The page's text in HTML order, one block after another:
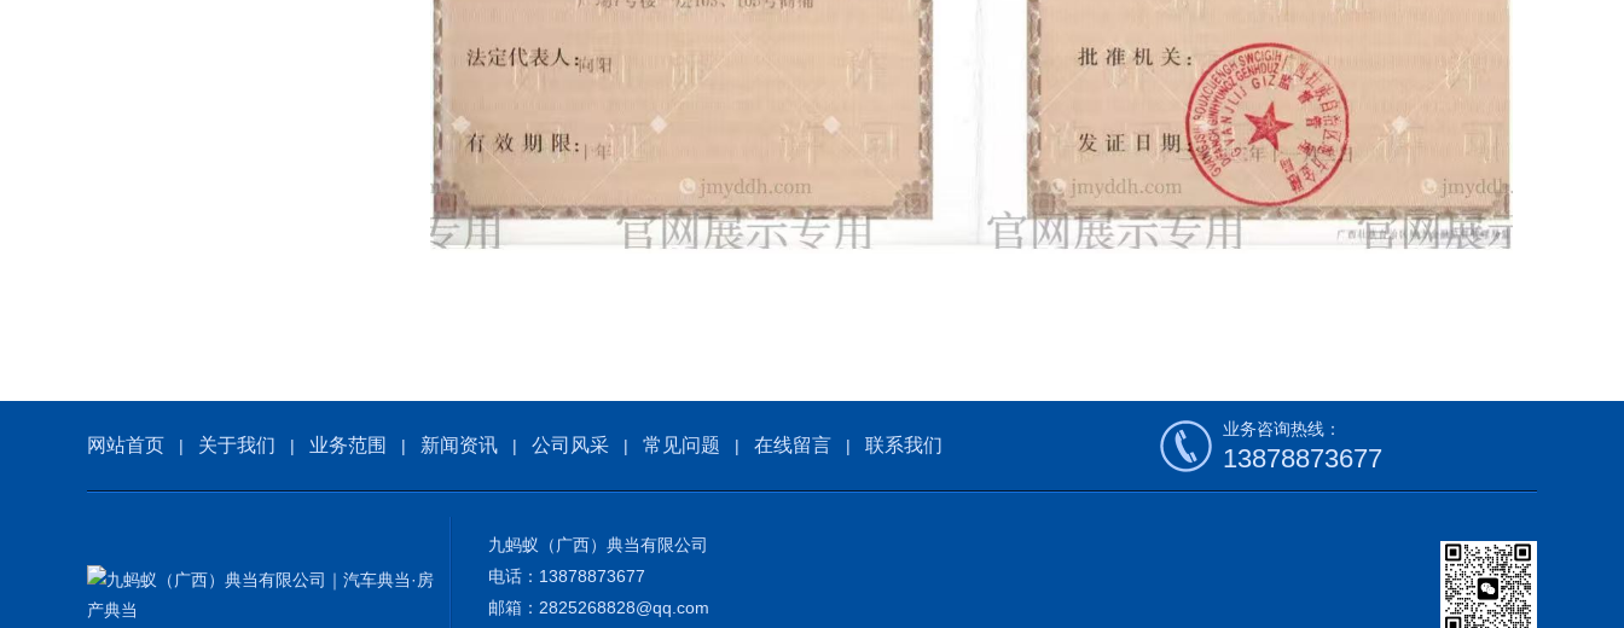
网站首页 | 关于我们 | 业务范围 | 新闻资讯 | 公司风采 | 常见问题 | 在线留言 | 联系我们
业务咨询热线：
13878873677
九蚂蚁（广西）典当有限公司
电话：13878873677
邮箱：2825268828@qq.com